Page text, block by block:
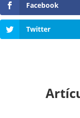
Facebook
Twitter